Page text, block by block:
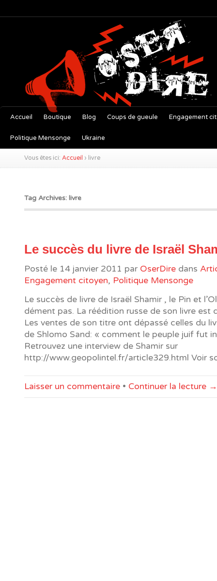
Accueil Boutique Blog Coups de gueule Engagement
Politique Mensonge Ukraine
Vous êtes ici: Accueil › livre
Tag Archives: livre
Le succès du livre de Israël
Posté le 14 janvier 2011 par OserDire dans
Engagement citoyen, Politique Mensonge
Le succès de livre de Israël Shamir , le Pin et
dément pas. La réédition russe de son livre est
Les ventes de son titre ont dépassé celles du
de Shlomo Sand: « comment le peuple juif fut
Retrouvez une interview de Shamir sur
http://www.geopolintel.fr/article329.html Voir
Laisser un commentaire • Continuer la lecture →